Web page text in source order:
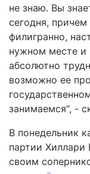
не знаю. Вы
сегодня,
филигранно,
нужном месте и
абсолютно
возможно ее
занимаемся", -
В понедельник
партии Хиллари
своим